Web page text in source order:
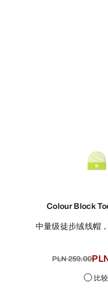
Colour Block
中量级徒步绒线
PLN 259.00
比较